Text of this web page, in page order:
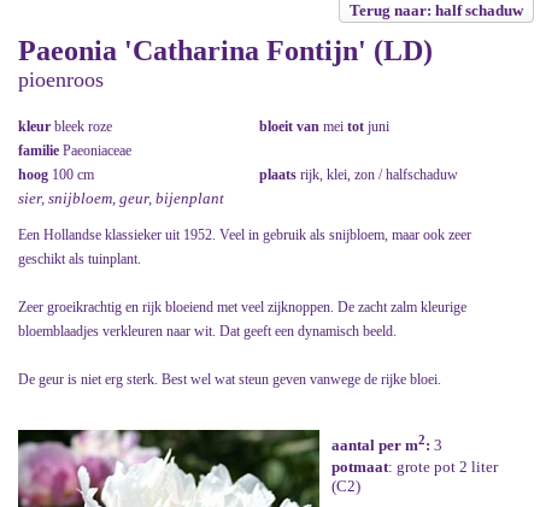
Terug naar: half schaduw
Paeonia 'Catharina Fontijn' (LD)
pioenroos
kleur bleek roze bloeit van mei tot juni
familie Paeoniaceae
hoog 100 cm plaats rijk, klei, zon / halfschaduw
sier, snijbloem, geur, bijenplant
Een Hollandse klassieker uit 1952. Veel in gebruik als snijbloem, maar ook zeer
geschikt als tuinplant.
Zeer groeikrachtig en rijk bloeiend met veel zijknoppen. De zacht zalm kleurige
bloemblaadjes verkleuren naar wit. Dat geeft een dynamisch beeld.
De geur is niet erg sterk. Best wel wat steun geven vanwege de rijke bloei.
aantal per m2: 3
potmaat: grote pot 2 liter
(C2)